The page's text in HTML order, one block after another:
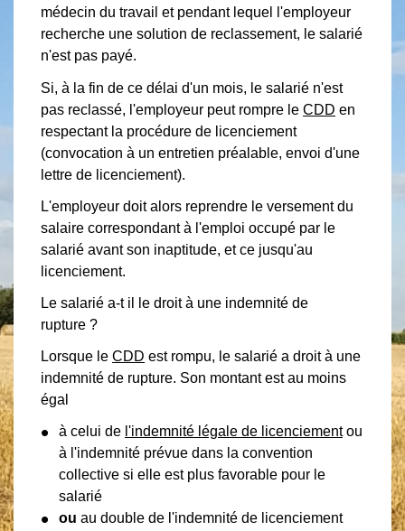
médecin du travail et pendant lequel l'employeur
recherche une solution de reclassement, le salarié
n'est pas payé.
Si, à la fin de ce délai d'un mois, le salarié n'est
pas reclassé, l'employeur peut rompre le CDD en
respectant la procédure de licenciement
(convocation à un entretien préalable, envoi d'une
lettre de licenciement).
L'employeur doit alors reprendre le versement du
salaire correspondant à l'emploi occupé par le
salarié avant son inaptitude, et ce jusqu'au
licenciement.
Le salarié a-t il le droit à une indemnité de
rupture ?
Lorsque le CDD est rompu, le salarié a droit à une
indemnité de rupture. Son montant est au moins
égal
à celui de l'indemnité légale de licenciementou
à l'indemnité prévue dans la convention
collective si elle est plus favorable pour le
salarié
ou au double de l'indemnité de licenciement